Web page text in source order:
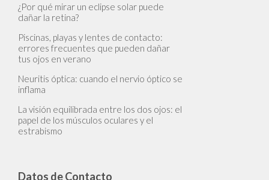
¿Por qué mirar un eclipse solar puede
dañar la retina?
Piscinas, playas y lentes de contacto:
errores frecuentes que pueden dañar
tus ojos en verano
Neuritis óptica: cuando el nervio óptico se
inflama
La visión equilibrada entre los dos ojos: el
papel de los músculos oculares y el
estrabismo
Datos de Contacto